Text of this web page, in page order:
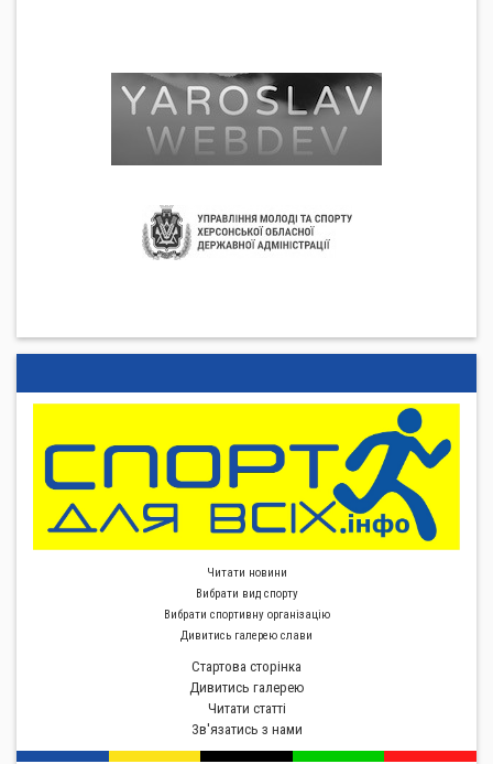
Читати новини
Вибрати вид спорту
Вибрати спортивну органiзацiю
Дивитись галерею слави
Стартова сторiнка
Дивитись галерею
Читати статті
Зв'язатись з нами